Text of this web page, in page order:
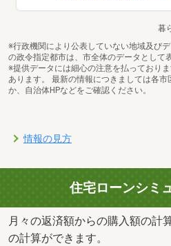
暮
※行政機関により公表していない地域及び
の政令指定都市は、市全体のデータとして
※提供データには細心の注意を払っており
あります。 最新の情報につきましては各市
か、自治体HPなどをご確認ください。
情報の見方
住宅ローンシミ
月々の返済額からの購入額の計
の計算ができます。